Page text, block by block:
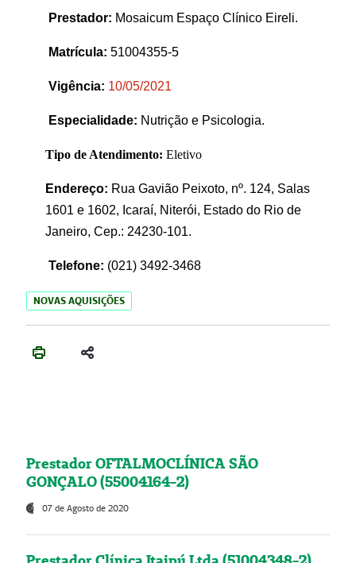
Prestador: Mosaicum Espaço Clínico Eireli.
Matrícula: 51004355-5
Vigência: 10/05/2021
Especialidade: Nutrição e Psicologia.
Tipo de Atendimento: Eletivo
Endereço: Rua Gavião Peixoto, nº. 124, Salas
1601 e 1602, Icaraí, Niterói, Estado do Rio de
Janeiro, Cep.: 24230-101.
Telefone: (021) 3492-3468
NOVAS AQUISIÇÕES
Prestador OFTALMOCLÍNICA SÃO
GONÇALO (55004164-2)
07 de Agosto de 2020